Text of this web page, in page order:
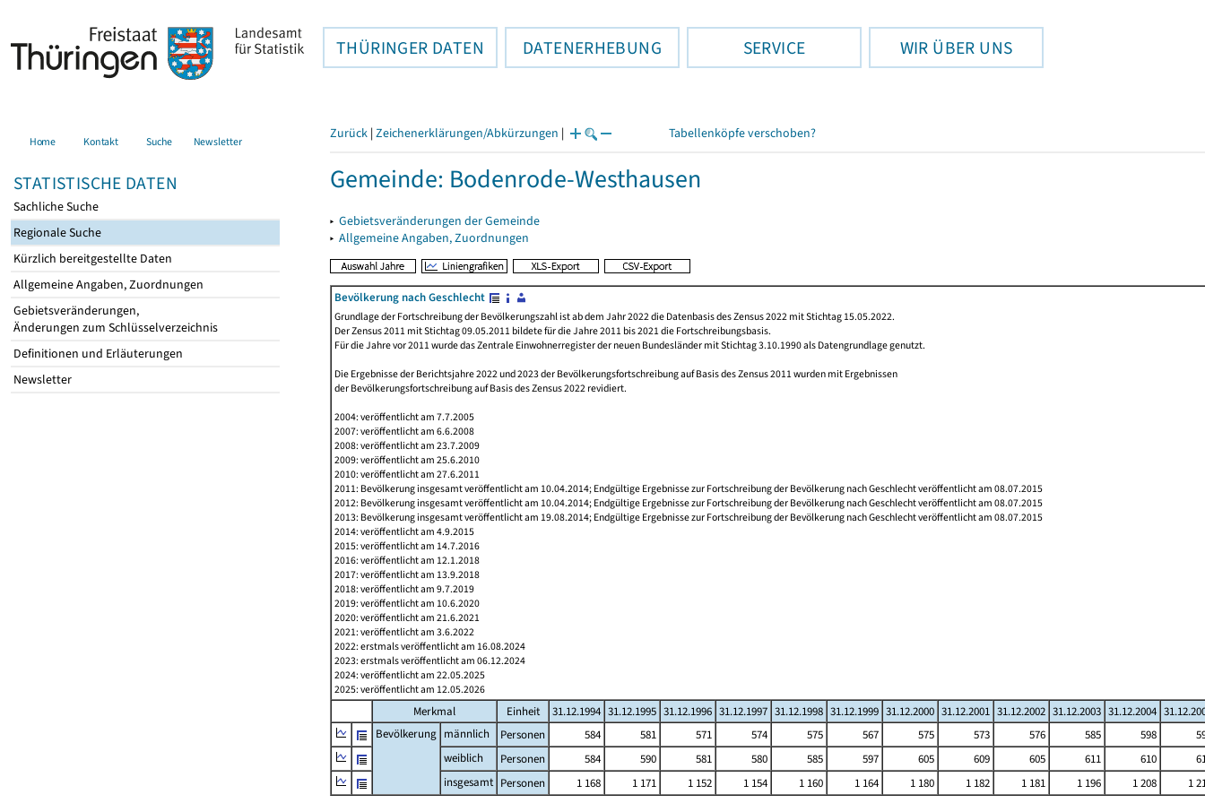
THÜRINGER DATEN DATENERHEBUNG SERVICE WIR ÜBER UNS
Home Kontakt Suche Newsletter
STATISTISCHE DATEN
Sachliche Suche
Regionale Suche
Kürzlich bereitgestellte Daten
Allgemeine Angaben, Zuordnungen
Gebietsveränderungen,
Änderungen zum Schlüsselverzeichnis
Definitionen und Erläuterungen
Newsletter
Zurück | Zeichenerklärungen/Abkürzungen | Tabellenköpfe verschoben?
Gemeinde: Bodenrode-Westhausen
▸ Gebietsveränderungen der Gemeinde
▸ Allgemeine Angaben, Zuordnungen
Bevölkerung nach Geschlecht
Grundlage der Fortschreibung der Bevölkerungszahl ist ab dem Jahr 2022 die Datenbasis des Zensus 2022 mit Stichtag 15.05.2022.
Der Zensus 2011 mit Stichtag 09.05.2011 bildete für die Jahre 2011 bis 2021 die Fortschreibungsbasis.
Für die Jahre vor 2011 wurde das Zentrale Einwohnerregister der neuen Bundesländer mit Stichtag 3.10.1990 als Datengrundlage genutzt.
Die Ergebnisse der Berichtsjahre 2022 und 2023 der Bevölkerungsfortschreibung auf Basis des Zensus 2011 wurden mit Ergebnissen
der Bevölkerungsfortschreibung auf Basis des Zensus 2022 revidiert.
2004: veröffentlicht am 7.7.2005
2007: veröffentlicht am 6.6.2008
2008: veröffentlicht am 23.7.2009
2009: veröffentlicht am 25.6.2010
2010: veröffentlicht am 27.6.2011
2011: Bevölkerung insgesamt veröffentlicht am 10.04.2014; Endgültige Ergebnisse zur Fortschreibung der Bevölkerung nach Geschlecht veröffentlicht am 08.07.2015
2012: Bevölkerung insgesamt veröffentlicht am 10.04.2014; Endgültige Ergebnisse zur Fortschreibung der Bevölkerung nach Geschlecht veröffentlicht am 08.07.2015
2013: Bevölkerung insgesamt veröffentlicht am 19.08.2014; Endgültige Ergebnisse zur Fortschreibung der Bevölkerung nach Geschlecht veröffentlicht am 08.07.2015
2014: veröffentlicht am 4.9.2015
2015: veröffentlicht am 14.7.2016
2016: veröffentlicht am 12.1.2018
2017: veröffentlicht am 13.9.2018
2018: veröffentlicht am 9.7.2019
2019: veröffentlicht am 10.6.2020
2020: veröffentlicht am 21.6.2021
2021: veröffentlicht am 3.6.2022
2022: erstmals veröffentlicht am 16.08.2024
2023: erstmals veröffentlicht am 06.12.2024
2024: veröffentlicht am 22.05.2025
2025: veröffentlicht am 12.05.2026
Merkmal Einheit 31.12.1994 31.12.1995 31.12.1996 31.12.1997 31.12.1998 31.12.1999 31.12.2000 31.12.2001 31.12.2002 31.12.2003 31.12.2004
Bevölkerung männlich Personen 584 581 571 574 575 567 575 573 576 585 598
weiblich
Personen 584 590 581 580 585 597 605 609 605 611 610
insgesamt Personen 1 168 1 171 1 152 1 154 1 160 1 164 1 180 1 182 1 181 1 196 1 208 1